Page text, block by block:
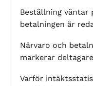
Beställning väntar
betalningen är
Närvaro och
markerar
Varför